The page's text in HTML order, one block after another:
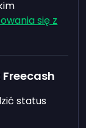
się z
status